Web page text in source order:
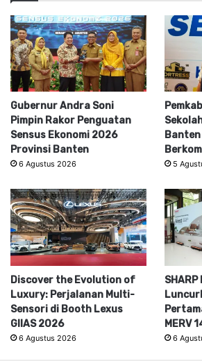
Gubernur Andra Soni
Pimpin Rakor Penguatan
Sensus Ekonomi 2026
Provinsi Banten
6 Agustus 2026
Banten
5
Discover the Evolution of
Luxury: Perjalanan Multi-
Sensori di Booth Lexus
GIIAS 2026
6 Agustus 2026
MERV
6